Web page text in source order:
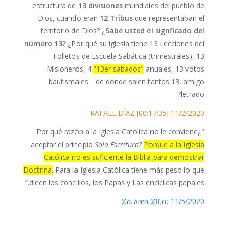
estructura de 13 divisiones mundiales del pueblo de
Dios, cuando eran 12 Tribus que representaban el
territorio de Dios? ¿Sabe usted el signficado del
número 13? ¿Por qué su iglesia tiene 13 Lecciones del
Folletos de Escuela Sabática (trimestrales), 13
Misioneros, 4 "13er sábados" anuales, 13 votos
bautismales… de dónde salen tantos 13, amigo
letrado?
11/2/2020 RAFAEL DÍAZ [00:17:35]
"
¿Por qué razón a la Iglesia Católica no le conviene
aceptar el principioSola Escritura? Porque a la Iglesia
Católica no es suficiente la Biblia para demostrar
Doctrina. Para la Iglesia Católica tiene más peso lo que
dicen los concilios, los Papas y Las encíclicas papales.”
11/5/2020 ጆሴ ሉዊስ ጃቪየር